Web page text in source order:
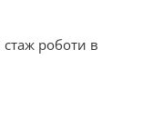
стаж роботи в